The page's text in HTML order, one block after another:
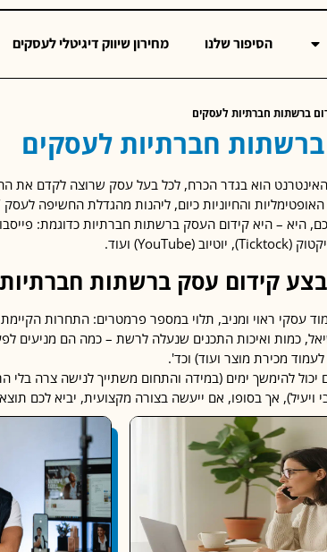
הסיפור שלנו מחירון שיווק דיגיטלי לעסקים
ברשתות חברתיות לעסקים
ברשתות חברתיות לעסקים
הוא בגדר הכרח, לכל בעל עסק שרוצה לקדם את
והחיוניות כיום, ליהנות מהגדלת החשיפה
קידום עסק ברשתות
עסקי ראוי ומניב, תלוי במספר פרמטרים: התחרות
כמות ואיכות התכנים שנעלה לרשת – כמה הם מניעים
מכירת מוצר ועוד) וכד'.
יכול להימשך ימים (במידה והתחום משתייך לנישה צרה
ויעיל), אך בסופו, אם ייעשה בצורה מקצועית, יביא לכם